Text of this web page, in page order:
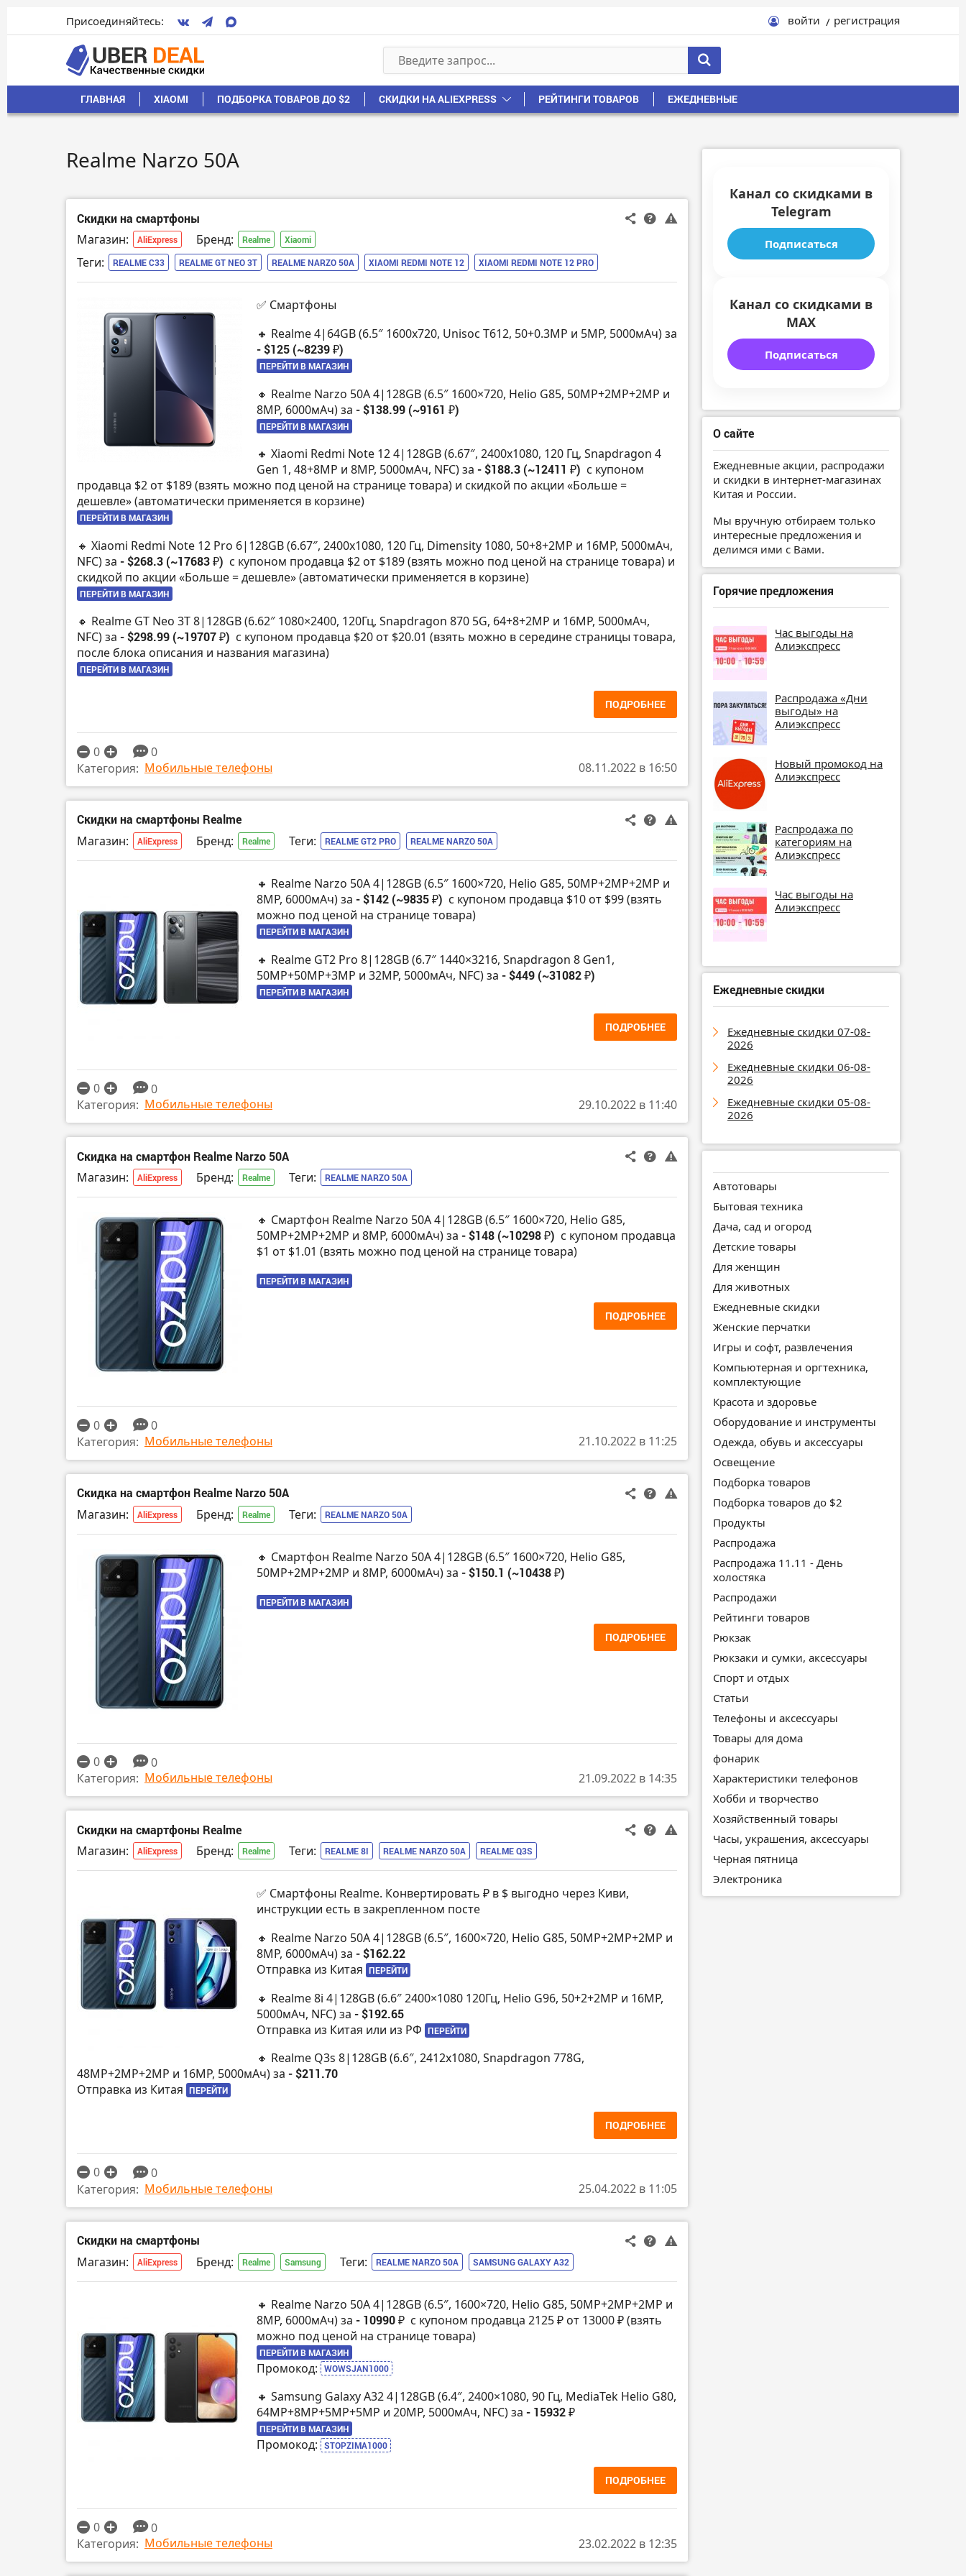
Присоединяйтесь: войти регистрация
ГЛАВНАЯ XIAOMI ПОДБОРКА ТОВАРОВ ДО $2 СКИДКИ НА ALIEXPRESS РЕЙТИНГИ ТОВАРОВ ЕЖЕДНЕВНЫЕ
Realme Narzo 50A
Скидки на смартфоны
Магазин: AliExpress Бренд: Realme Xiaomi
Теги: REALME C33 REALME GT NEO 3T REALME NARZO 50A XIAOMI REDMI NOTE 12 XIAOMI REDMI NOTE 12 PRO
✅ Смартфоны
🔸 Realme 4|64GB (6.5″ 1600х720, Unisoc T612, 50+0.3MP и 5MP, 5000мАч) за
- $125 (~8239 ₽)
ПЕРЕЙТИ В МАГАЗИН
🔸 Realme Narzo 50A 4|128GB (6.5″ 1600×720, Helio G85, 50MP+2MP+2MP и
8MP, 6000мАч) за - $138.99 (~9161 ₽)
ПЕРЕЙТИ В МАГАЗИН
🔸 Xiaomi Redmi Note 12 4|128GB (6.67″, 2400х1080, 120 Гц, Snapdragon 4
Gen 1, 48+8MP и 8MP, 5000мАч, NFC) за - $188.3 (~12411 ₽) с купоном
продавца $2 от $189 (взять можно под ценой на странице товара) и скидкой по акции «Больше =
дешевле» (автоматически применяется в корзине)
ПЕРЕЙТИ В МАГАЗИН
🔸 Xiaomi Redmi Note 12 Pro 6|128GB (6.67″, 2400х1080, 120 Гц, Dimensity 1080, 50+8+2MP и 16MP, 5000мАч,
NFC) за - $268.3 (~17683 ₽) с купоном продавца $2 от $189 (взять можно под ценой на странице товара) и
скидкой по акции «Больше = дешевле» (автоматически применяется в корзине)
ПЕРЕЙТИ В МАГАЗИН
🔸 Realme GT Neo 3T 8|128GB (6.62″ 1080×2400, 120Гц, Snapdragon 870 5G, 64+8+2MP и 16MP, 5000мАч,
NFC) за - $298.99 (~19707 ₽) с купоном продавца $20 от $20.01 (взять можно в середине страницы товара,
после блока описания и названия магазина)
ПЕРЕЙТИ В МАГАЗИН
ПОДРОБНЕЕ
0
0
Категория: Мобильные телефоны 08.11.2022 в 16:50
Скидки на смартфоны Realme
Магазин: AliExpress Бренд: Realme Теги: REALME GT2 PRO REALME NARZO 50A
🔸 Realme Narzo 50A 4|128GB (6.5″ 1600×720, Helio G85, 50MP+2MP+2MP и
8MP, 6000мАч) за - $142 (~9835 ₽) с купоном продавца $10 от $99 (взять
можно под ценой на странице товара)
ПЕРЕЙТИ В МАГАЗИН
🔸 Realme GT2 Pro 8|128GB (6.7″ 1440×3216, Snapdragon 8 Gen1,
50MP+50MP+3MP и 32MP, 5000мАч, NFC) за - $449 (~31082 ₽)
ПЕРЕЙТИ В МАГАЗИН
ПОДРОБНЕЕ
0
0
Категория: Мобильные телефоны 29.10.2022 в 11:40
Скидка на смартфон Realme Narzo 50A
Магазин: AliExpress Бренд: Realme Теги: REALME NARZO 50A
🔸 Смартфон Realme Narzo 50A 4|128GB (6.5″ 1600×720, Helio G85,
50MP+2MP+2MP и 8MP, 6000мАч) за - $148 (~10298 ₽) с купоном продавца
$1 от $1.01 (взять можно под ценой на странице товара)
ПЕРЕЙТИ В МАГАЗИН
ПОДРОБНЕЕ
0
0
Категория: Мобильные телефоны 21.10.2022 в 11:25
Скидка на смартфон Realme Narzo 50A
Магазин: AliExpress Бренд: Realme Теги: REALME NARZO 50A
🔸 Смартфон Realme Narzo 50A 4|128GB (6.5″ 1600×720, Helio G85,
50MP+2MP+2MP и 8MP, 6000мАч) за - $150.1 (~10438 ₽)
ПЕРЕЙТИ В МАГАЗИН
ПОДРОБНЕЕ
0
0
Категория: Мобильные телефоны 21.09.2022 в 14:35
Скидки на смартфоны Realme
Магазин: AliExpress Бренд: Realme Теги: REALME 8I REALME NARZO 50A REALME Q3S
✅ Смартфоны Realme. Конвертировать ₽ в $ выгодно через Киви,
инструкции есть в закрепленном посте
🔸 Realme Narzo 50A 4|128GB (6.5″, 1600×720, Helio G85, 50MP+2MP+2MP и
8MP, 6000мАч) за - $162.22
Отправка из Китая ПЕРЕЙТИ
🔸 Realme 8i 4|128GB (6.6″ 2400×1080 120Гц, Helio G96, 50+2+2MP и 16MP,
5000мАч, NFC) за - $192.65
Отправка из Китая или из РФ ПЕРЕЙТИ
🔸 Realme Q3s 8|128GB (6.6″, 2412х1080, Snapdragon 778G,
48MP+2MP+2MP и 16MP, 5000мАч) за - $211.70
Отправка из Китая ПЕРЕЙТИ
ПОДРОБНЕЕ
0
0
Категория: Мобильные телефоны 25.04.2022 в 11:05
Скидки на смартфоны
Магазин: AliExpress Бренд: Realme Samsung Теги: REALME NARZO 50A SAMSUNG GALAXY A32
🔸 Realme Narzo 50A 4|128GB (6.5″, 1600×720, Helio G85, 50MP+2MP+2MP и
8MP, 6000мАч) за - 10990 ₽ с купоном продавца 2125 ₽ от 13000 ₽ (взять
можно под ценой на странице товара)
ПЕРЕЙТИ В МАГАЗИН
Промокод: WOWSJAN1000
🔸 Samsung Galaxy A32 4|128GB (6.4″, 2400×1080, 90 Гц, MediaTek Helio G80,
64MP+8MP+5MP+5MP и 20MP, 5000мАч, NFC) за - 15932 ₽
ПЕРЕЙТИ В МАГАЗИН
Промокод: STOPZIMA1000
ПОДРОБНЕЕ
0
0
Категория: Мобильные телефоны 23.02.2022 в 12:35
Канал со скидками в
Telegram
Подписаться
Канал со скидками в
MAX
Подписаться
О сайте
Ежедневные акции, распродажи
и скидки в интернет-магазинах
Китая и России.
Мы вручную отбираем только
интересные предложения и
делимся ими с Вами.
Горячие предложения
Час выгоды на
Алиэкспресс
Распродажа «Дни
выгоды» на
Алиэкспресс
Новый промокод на
Алиэкспресс
Распродажа по
категориям на
Алиэкспресс
Час выгоды на
Алиэкспресс
Ежедневные скидки
Ежедневные скидки 07-08-
2026
Ежедневные скидки 06-08-
2026
Ежедневные скидки 05-08-
2026
Автотовары
Бытовая техника
Дача, сад и огород
Детские товары
Для женщин
Для животных
Ежедневные скидки
Женские перчатки
Игры и софт, развлечения
Компьютерная и оргтехника,
комплектующие
Красота и здоровье
Оборудование и инструменты
Одежда, обувь и аксессуары
Освещение
Подборка товаров
Подборка товаров до $2
Продукты
Распродажа
Распродажа 11.11 - День
холостяка
Распродажи
Рейтинги товаров
Рюкзак
Рюкзаки и сумки, аксессуары
Спорт и отдых
Статьи
Телефоны и аксессуары
Товары для дома
фонарик
Характеристики телефонов
Хобби и творчество
Хозяйственный товары
Часы, украшения, аксессуары
Черная пятница
Электроника